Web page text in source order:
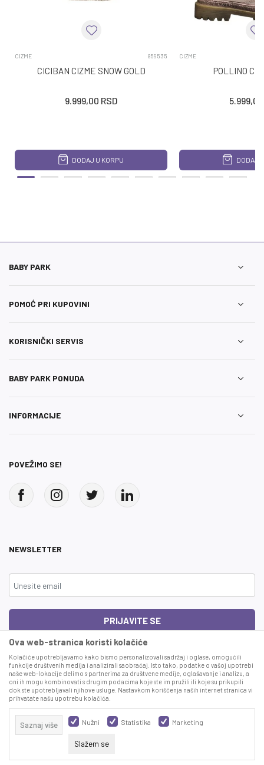
CIZME 859535
CICIBAN CIZME SNOW GOLD
9.999,00 RSD
DODAJ U KORPU
CIZME
POLLINO
5.999,00
DODAJ
BABY PARK
POMOĆ PRI KUPOVINI
KORISNIČKI SERVIS
BABY PARK PONUDA
INFORMACIJE
POVEŽIMO SE!
NEWSLETTER
PRIJAVITE SE
This site is protected by reCAPTCHA and the GooglePrivacy Policy andTerms
of Serviceapply.
Ova web-stranica koristi kolačiće
Kolačiće upotrebljavamo kako bismo personalizovali sadržaj i oglase, omogućili
funkcije društvenih medija i analizirali saobraćaj. Isto tako, podatke o vašoj upotrebi
naše web-lokacije delimo s partnerima za društvene medije, oglašavanje i analizu, a
oni ih mogu kombinovati s drugim podacima koje ste im pružili ili koje su prikupili
dok ste upotrebljavali njihove usluge. Nastavkom korišćenja naših internet stranica vi
prihvatate našu upotrebu kolačića.
Nužni Statistika Marketing
Saznaj više
Slažem se